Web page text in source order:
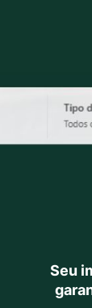
Seu